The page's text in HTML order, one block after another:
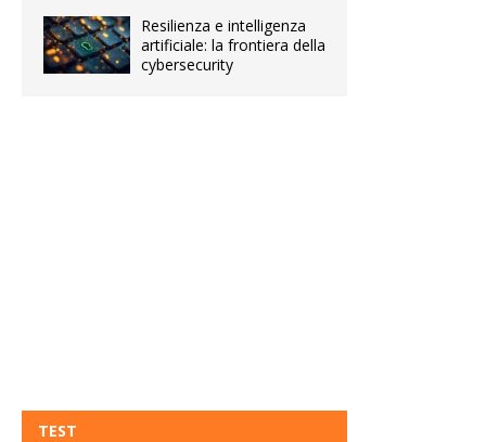
Resilienza e intelligenza
artificiale: la frontiera della
cybersecurity
TEST